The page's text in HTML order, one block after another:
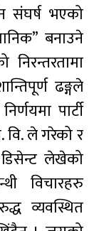
संंघर्ष भएको
बनाउने
ढङ्गले
पार्टी
वि. ले गरेको र
लेखेको
विचारहरु
व्यवस्थित